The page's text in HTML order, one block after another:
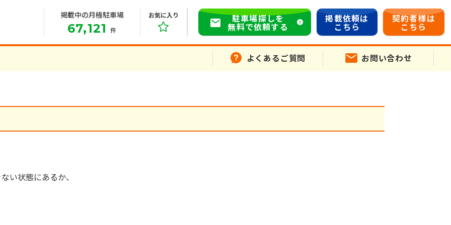
掲載中の月極駐車場
67,121 件
お気に入り 駐車場探しを
無料で依頼する
掲載依頼は
こちら
契約者様は
こちら
よくあるご質問 お問い合わせ
い状態にあるか、